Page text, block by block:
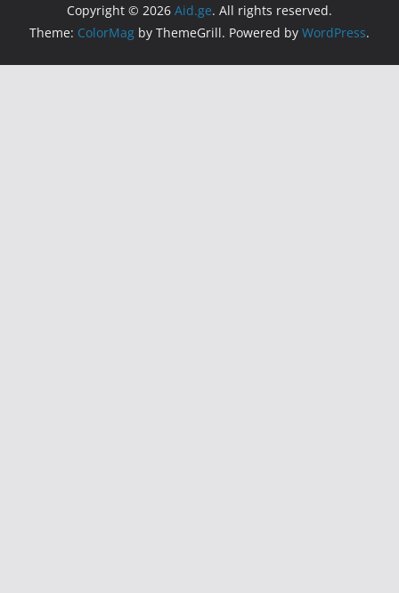
Copyright © 2026 Aid.ge. All rights reserved.
Theme: ColorMag by ThemeGrill. Powered by WordPress.